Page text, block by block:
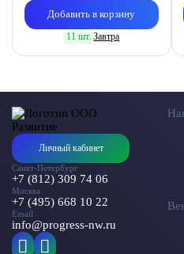
Добавить в корзину
11 шт. Завтра
Личный кабинет
Санкт-Петербург
+7 (812) 309 74 06
Москва
+7 (495) 668 10 22
Email
info@progress-nw.ru